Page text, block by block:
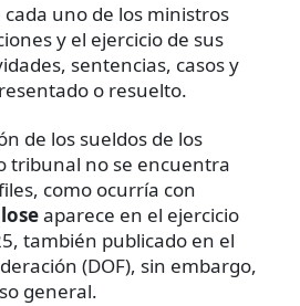
uno de los ministros
y el ejercicio de sus
sentencias, casos y
o resuelto.
de los sueldos de los
tribunal no se encuentra
como ocurría con
aparece en el ejercicio
también publicado en el
(DOF), sin embargo,
general.